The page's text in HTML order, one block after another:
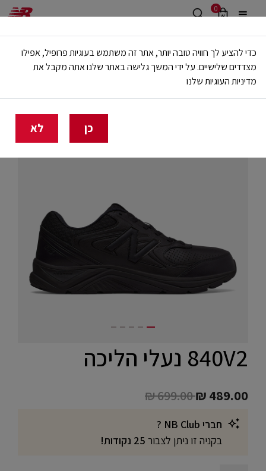
0
משלוח חינם מעל 499 ש"ח
🔥 20% הנחה על כל הביגוד באתר ובחנויות - לזמן מוגבל
בית גברים נעליים כל הנעליים
840V2 נעלי הליכה
Price reduced from
₪ 699.00to
₪ 489.00
חברי NB Club ?
בקניה זו ניתן לצבור
כדי להציע לך חוויה טובה יותר, אתר זה משתמש בעוגיות פרופיל, אפילו
מצדדים שלישיים. על ידי המשך גלישה באתר שלנו אתה מקבל את
מדיניות העוגיות שלנו
כן לא